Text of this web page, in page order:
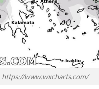
https://www.wxcharts.com/